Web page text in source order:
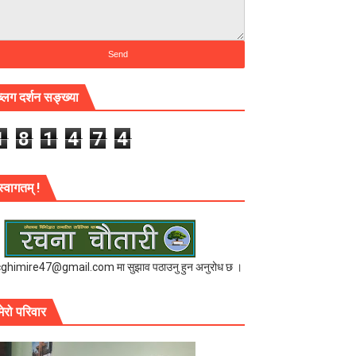
दर्शन सङ्ख्या
8 1 4 7 4
!
मा सुझाव पठाउनु हुन अनुरोध छ ।
परिवार